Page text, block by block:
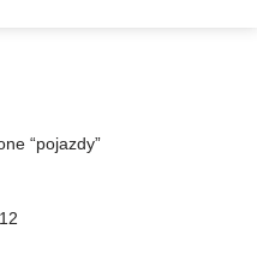
“pojazdy”